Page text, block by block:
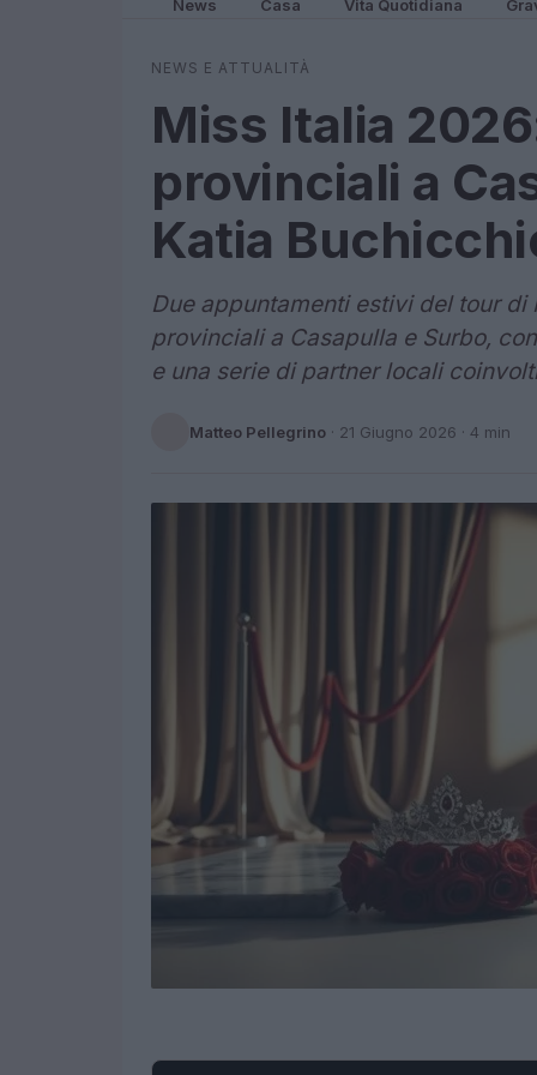
News Casa Vita Quotidiana
NEWS E ATTUALITÀ
Miss Italia
provinciali a
Katia
Due appuntamenti estivi del tour
provinciali a Casapulla e Surbo,
e una serie di partner locali
Matteo Pellegrino · 21 Giugno 2026 · 4 min